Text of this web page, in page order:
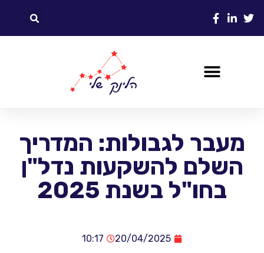
מעבר לגבולות: המדריך
השלם להשקעות נדל"ן
בחו"ל בשנת 2025
20/04/2025
10:17